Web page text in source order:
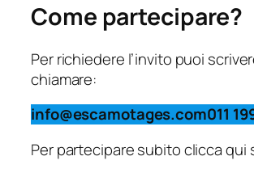
Come partecipare?
Per richiedere l’invito puoi
chiamare:
info@escamotages.com011
Per partecipare subito clicca qui